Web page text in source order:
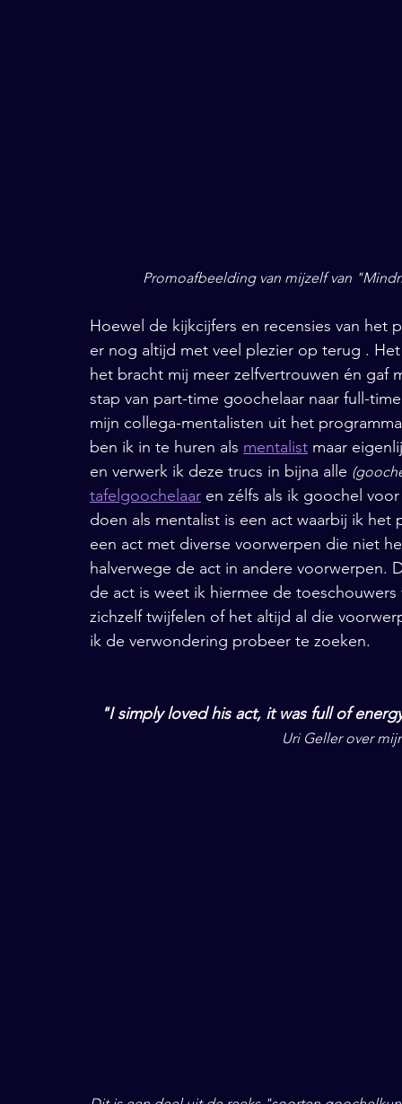
Promoafbeelding van mijzelf van
Hoewel de kijkcijfers en recensies van het
er nog altijd met veel plezier op terug .
het bracht mij meer zelfvertrouwen én
stap van part-time goochelaar naar full-
mijn collega-mentalisten uit het
ben ik in te huren als mentalist maar
en verwerk ik deze trucs in bijna alle
tafelgoochelaar en zélfs als ik goochel
doen als mentalist is een act waarbij ik
een act met diverse voorwerpen die niet
halverwege de act in andere
de act is weet ik hiermee de
zichzelf twijfelen of het altijd al die
ik de verwondering probeer te zoeken.
"I simply loved his act, it was full of
Uri Geller over